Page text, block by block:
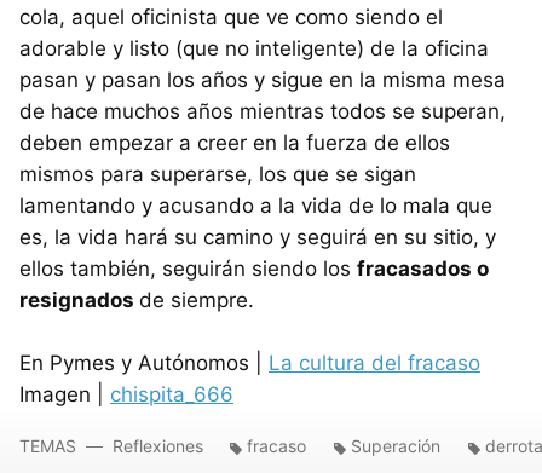
cola, aquel oficinista que ve como siendo el
adorable y listo (que no inteligente) de la oficina
pasan y pasan los años y sigue en la misma mesa
de hace muchos años mientras todos se superan,
deben empezar a creer en la fuerza de ellos
mismos para superarse, los que se sigan
lamentando y acusando a la vida de lo mala que
es, la vida hará su camino y seguirá en su sitio, y
ellos también, seguirán siendo los fracasados o
resignados de siempre.
En Pymes y Autónomos | La cultura del fracaso
Imagen | chispita_666
TEMAS Reflexiones fracaso Superación derrota